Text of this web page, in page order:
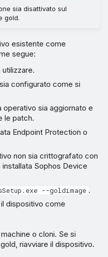
sia disattivato sul
gold.
esistente come
segue:
configurato come si
sia aggiornato e
le patch.
Endpoint Protection o
non sia crittografato con
Sophos Device
--goldimage .
dispositivo come
o cloni. Se si
riavviare il dispositivo.